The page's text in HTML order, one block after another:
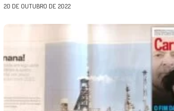
20 DE OUTUBRO DE 2022